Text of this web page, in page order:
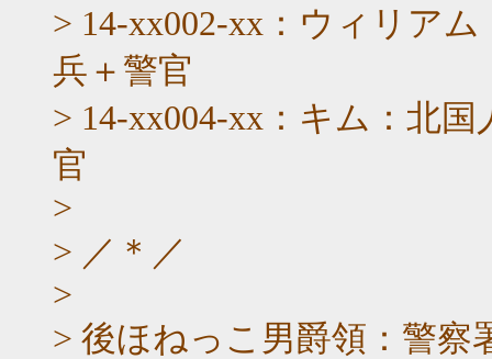
> 14-xx002-xx：ウィリア
兵＋警官
> 14-xx004-xx：キム：北
官
>
> ／＊／
>
> 後ほねっこ男爵領：警察